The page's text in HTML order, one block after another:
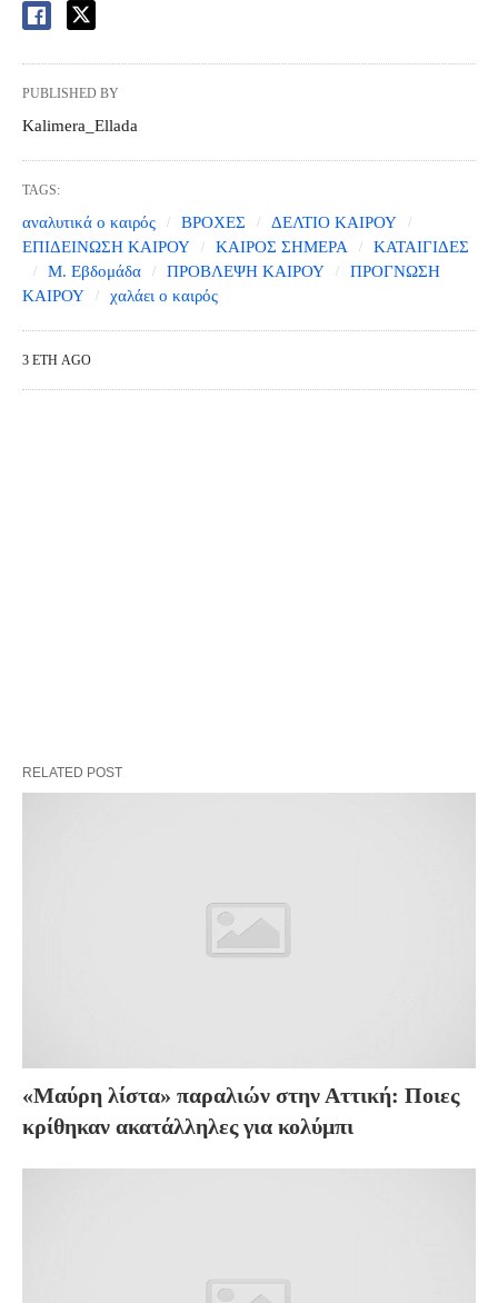
PUBLISHED BY
Kalimera_Ellada
TAGS:
αναλυτικά ο καιρός ΒΡΟΧΕΣ
ΔΕΛΤΙΟ ΚΑΙΡΟΥ
ΕΠΙΔΕΙΝΩΣΗ ΚΑΙΡΟΥ
ΚΑΙΡΟΣ ΣΗΜΕΡΑ
ΚΑΤΑΙΓΙΔΕΣ
Μ. Εβδομάδα
ΠΡΟΒΛΕΨΗ ΚΑΙΡΟΥ
ΠΡΟΓΝΩΣΗ
ΚΑΙΡΟΥ
χαλάει ο καιρός
3 ΈΤΗ AGO
RELATED POST
«Μαύρη λίστα» παραλιών στην Αττική: Ποιες
κρίθηκαν ακατάλληλες για κολύμπι